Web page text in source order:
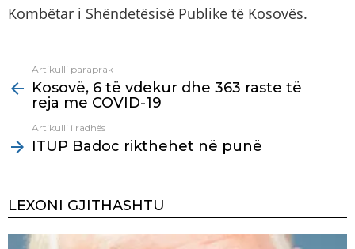
Kombëtar i Shëndetësisë Publike të Kosovës.
more
Artikulli paraprak
Kosovë, 6 të vdekur dhe 363 raste të
reja me COVID-19
Artikulli i radhës
ITUP Badoc rikthehet në punë
LEXONI GJITHASHTU